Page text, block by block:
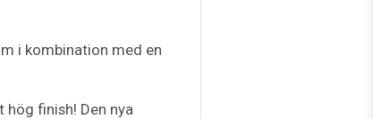
i kombination med en
hög finish! Den nya